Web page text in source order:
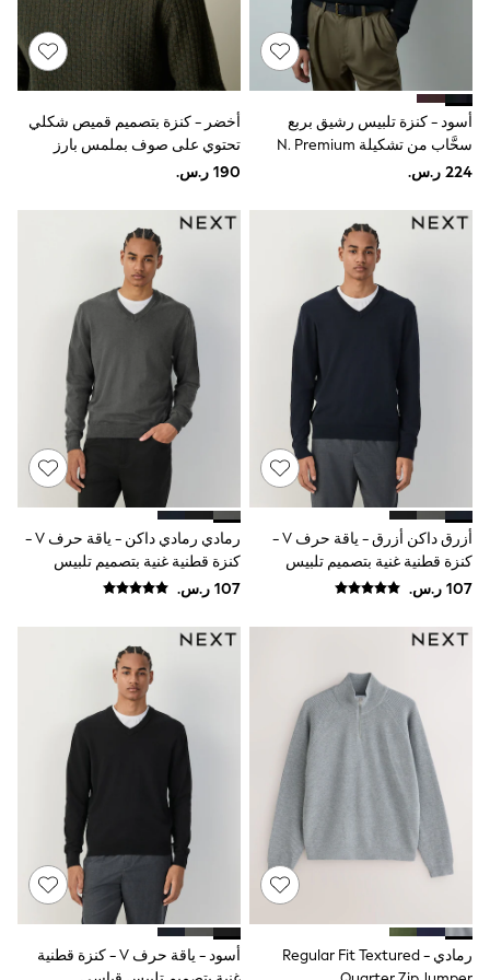
Joggers
adidas
Nike
All Girls Schoolwear
Dresses
Trousers
Polo Shirts
Sweatshirts
Cardigans
Coats & Jackets
Underwear
Socks & Tights
All Girls Sports & Swimwear
Trainers & Pumps
Swimwear
Tops
Leggings
Shorts
Joggers
adidas
Nike
Shop All
Shoes
Coats & Jackets
Shirts
Shoes
Coats & Jackets
Polo Shirts
Blue
Black
All Branded Schoolwear
Nike
Clarks
أسود - كنزة تلبيس رشيق بربع
سحَّاب من تشكيلة N. Premium
أخضر - كنزة بتصميم قميص شكلي
تحتوي على صوف بملمس بارز
أزرق داكن أزرق - ياقة حرف V -
كنزة قطنية غنية بتصميم تلبيس
قياسي
رمادي رمادي داكن - ياقة حرف V -
كنزة قطنية غنية بتصميم تلبيس
قياسي
رمادي - Regular Fit Textured
أسود - ياقة حرف V - كنزة قطنية